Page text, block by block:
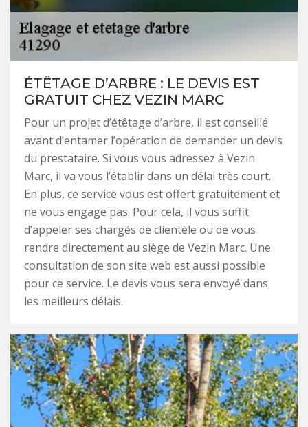
ÉTÊTAGE D’ARBRE : LE DEVIS EST
GRATUIT CHEZ VEZIN MARC
Pour un projet d’étêtage d’arbre, il est conseillé
avant d’entamer l’opération de demander un devis
du prestataire. Si vous vous adressez à Vezin
Marc, il va vous l’établir dans un délai très court.
En plus, ce service vous est offert gratuitement et
ne vous engage pas. Pour cela, il vous suffit
d’appeler ses chargés de clientèle ou de vous
rendre directement au siège de Vezin Marc. Une
consultation de son site web est aussi possible
pour ce service. Le devis vous sera envoyé dans
les meilleurs délais.